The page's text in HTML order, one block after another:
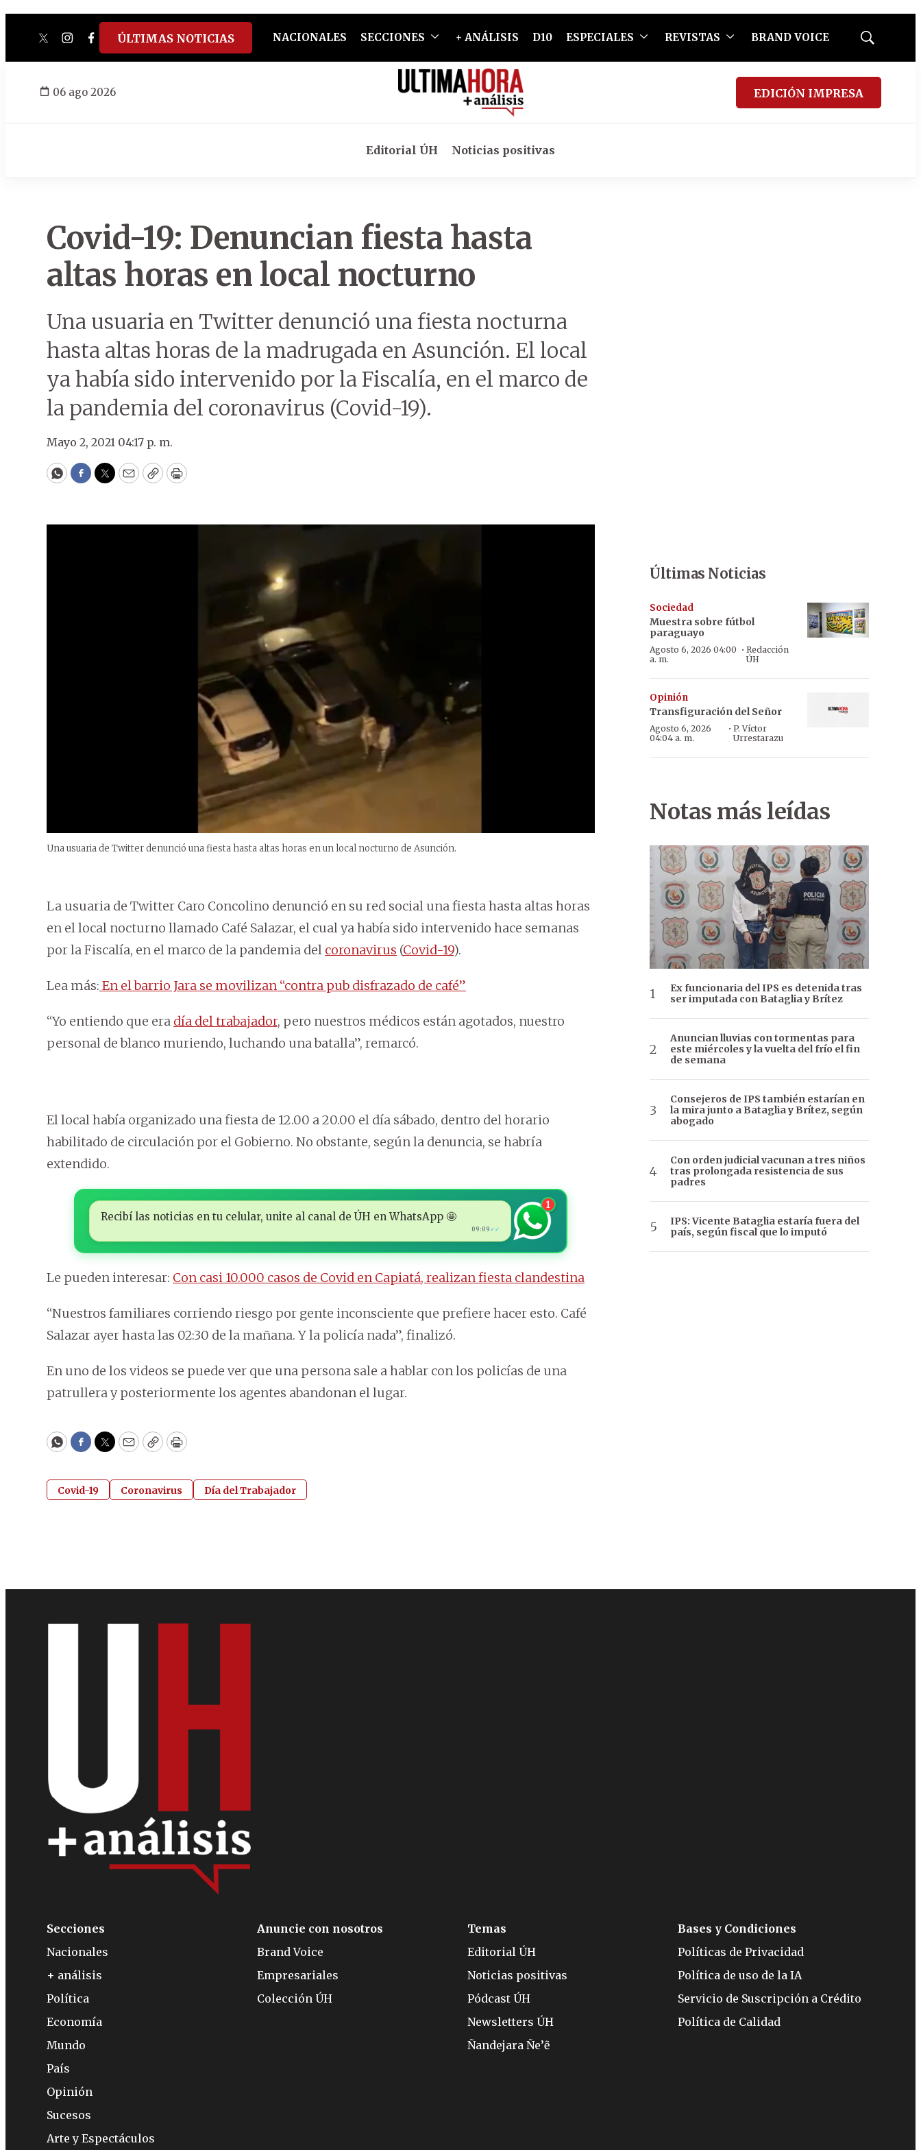
twitterinstagram
facebook
tiktokyoutube
spotify
ÚLTIMAS NOTICIAS NACIONALES SECCIONES + ANÁLISIS D10 ESPECIALES REVISTAS BRAND VOICE
Mostrar
06 ago 2026 EDICIÓN IMPRESA
Editorial ÚH Noticias positivas
Covid-19: Denuncian fiesta hasta
altas horas en local nocturno
Una usuaria en Twitter denunció una fiesta nocturna
hasta altas horas de la madrugada en Asunción. El local
ya había sido intervenido por la Fiscalía, en el marco de
la pandemia del coronavirus (Covid-19).
Mayo 2, 2021 04:17 p. m.
WhatsApp
Facebook
Twitter
EmailCopyPrint
Una usuaria de Twitter denunció una fiesta hasta altas horas en un local nocturno de Asunción.
La usuaria de Twitter Caro Concolino denunció en su red social una fiesta hasta altas horas
en el local nocturno llamado Café Salazar, el cual ya había sido intervenido hace semanas
por la Fiscalía, en el marco de la pandemia del coronavirus (Covid-19).
Lea más: En el barrio Jara se movilizan “contra pub disfrazado de café”
“Yo entiendo que era día del trabajador, pero nuestros médicos están agotados, nuestro
personal de blanco muriendo, luchando una batalla”, remarcó.
El local había organizado una fiesta de 12.00 a 20.00 el día sábado, dentro del horario
habilitado de circulación por el Gobierno. No obstante, según la denuncia, se habría
extendido.
Recibí las noticias en tu celular, unite al canal de ÚH en WhatsApp 🤩
09:09 ✓✓
1
Le pueden interesar: Con casi 10.000 casos de Covid en Capiatá, realizan fiesta clandestina
“Nuestros familiares corriendo riesgo por gente inconsciente que prefiere hacer esto. Café
Salazar ayer hasta las 02:30 de la mañana. Y la policía nada”, finalizó.
En uno de los videos se puede ver que una persona sale a hablar con los policías de una
patrullera y posteriormente los agentes abandonan el lugar.
WhatsApp
Facebook
Twitter
EmailCopyPrint
Covid-19 Coronavirus Día del Trabajador
Últimas Noticias
Sociedad
Muestra sobre fútbol
paraguayo
Agosto 6, 2026 04:00
a. m.
· Redacción
ÚH
Opinión
Transfiguración del Señor
Agosto 6, 2026
04:04 a. m.
· P. Víctor
Urrestarazu
Notas más leídas
Ex funcionaria del IPS es detenida tras
ser imputada con Bataglia y Brítez
Anuncian lluvias con tormentas para
este miércoles y la vuelta del frío el fin
de semana
Consejeros de IPS también estarían en
la mira junto a Bataglia y Brítez, según
abogado
Con orden judicial vacunan a tres niños
tras prolongada resistencia de sus
padres
IPS: Vicente Bataglia estaría fuera del
país, según fiscal que lo imputó
Secciones
Nacionales
+ análisis
Política
Economía
Mundo
País
Opinión
Sucesos
Arte y Espectáculos
Anuncie con nosotros
Brand Voice
Empresariales
Colección ÚH
Temas
Editorial ÚH
Noticias positivas
Pódcast ÚH
Newsletters ÚH
Ñandejara Ñe’ẽ
Bases y Condiciones
Políticas de Privacidad
Política de uso de la IA
Servicio de Suscripción a Crédito
Política de Calidad